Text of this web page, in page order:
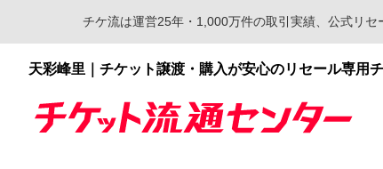
チケ流は運営25年・1,000万件の取引実績、公式リ
天彩峰里｜チケット譲渡・購入が安心のリセール専用